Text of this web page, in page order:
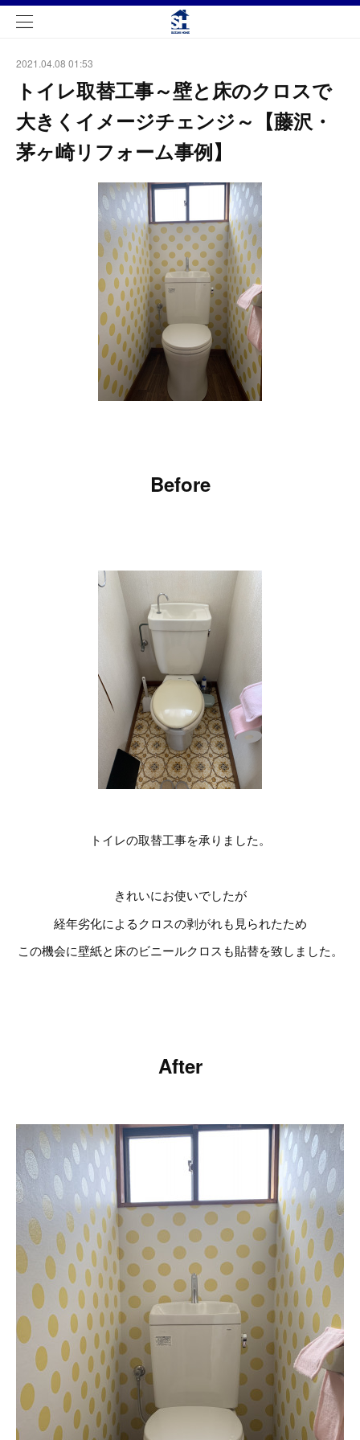
2021.04.08 01:53
トイレ取替工事～壁と床のクロスで
大きくイメージチェンジ～【藤沢・
茅ヶ崎リフォーム事例】
Before
トイレの取替工事を承りました。
きれいにお使いでしたが
経年劣化によるクロスの剥がれも見られたため
この機会に壁紙と床のビニールクロスも貼替を致しました。
After